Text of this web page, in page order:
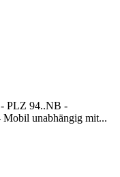
- PLZ 94..NB -
unabhängig mit...